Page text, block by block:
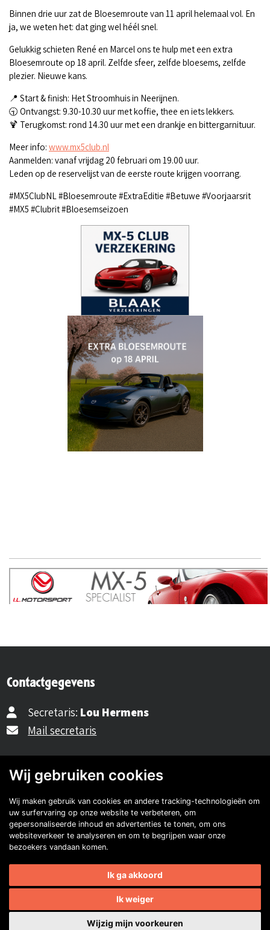
Binnen drie uur zat de Bloesemroute van 11 april helemaal vol. En
ja, we weten het: dat ging wel héél snel.
Gelukkig schieten René en Marcel ons te hulp met een extra
Bloesemroute op 18 april. Zelfde sfeer, zelfde bloesems, zelfde
plezier. Nieuwe kans.
📍 Start & finish: Het Stroomhuis in Neerijnen.
🕤 Ontvangst: 9.30-10.30 uur met koffie, thee en iets lekkers.
🍹 Terugkomst: rond 14.30 uur met een drankje en bittergarnituur.
Meer info: www.mx5club.nl
Aanmelden: vanaf vrijdag 20 februari om 19.00 uur.
Leden op de reservelijst van de eerste route krijgen voorrang.
#MX5ClubNL #Bloesemroute #ExtraEditie #Betuwe #Voorjaarsrit
#MX5 #Clubrit #Bloesemseizoen
Contactgegevens
Secretaris: Lou Hermens
Mail secretaris
Ledenadm.:
Henk Koning
Mail ledenadministratie
40482310
NL77 INGB 0677 3069 54
Volg ons op Facebook
Volg ons op Instagram
Volg ons op YouTube
Auto's van onze leden
Wij gebruiken cookies
Wij maken gebruik van cookies en andere tracking-technologieën om
uw surfervaring op onze website te verbeteren, om
gepersonaliseerde inhoud en advertenties te tonen, om ons
websiteverkeer te analyseren en om te begrijpen waar onze
bezoekers vandaan komen.
Ik ga akkoord
Ik weiger
Wijzig mijn voorkeuren